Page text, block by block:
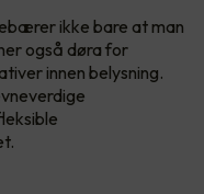
ikke bare at man
også døra for
innen belysning.